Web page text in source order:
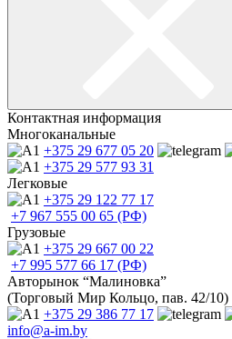
Контактная информация
Многоканальные
+375 29 677 05 20
+375 29 577 93 31
Легковые
+375 29 122 77 17
+7 967 555 00 65 (РФ)
Грузовые
+375 29 667 00 22
+7 995 577 66 17 (РФ)
Авторынок “Малиновка”
(Торговый Мир Кольцо, пав. 42/10)
+375 29 386 77 17
info@a-im.by